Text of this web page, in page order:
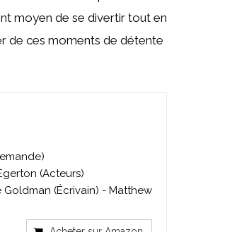
moyen de se divertir tout en
de ces moments de détente
(Acteurs)
(Écrivain) - Matthew